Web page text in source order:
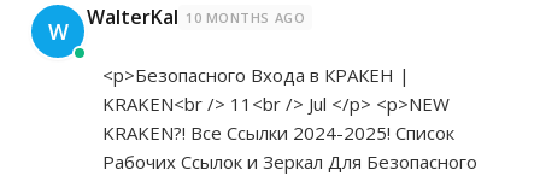
W WalterKal 10 MONTHS AGO
<p>Безопасного Входа в КРАКЕН |
KRAKEN<br /> 11<br /> Jul </p> <p>NEW
KRAKEN?! Все Ссылки 2024-2025! Список
Рабочих Ссылок и Зеркал Для Безопасного